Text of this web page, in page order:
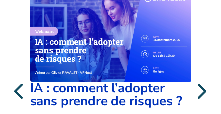
?
Afterwork
17 septembre 202619 h 00 min- 22 h 00 min